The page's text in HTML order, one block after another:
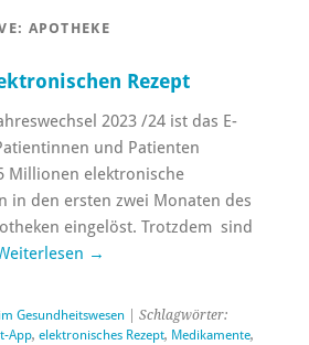
APOTHEKE
Rezept
2023 /24 ist das E-
und Patienten
Millionen elektronische
in den ersten zwei Monaten des
eingelöst. Trotzdem sind
→
Gesundheitswesen | Schlagwörter:
App, elektronisches Rezept, Medikamente,